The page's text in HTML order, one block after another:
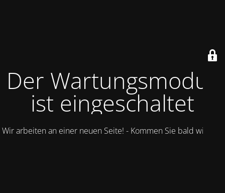
Der Wartungsmodus
ist eingeschaltet
Wir arbeiten an einer neuen Seite! - Kommen Sie bald wieder.